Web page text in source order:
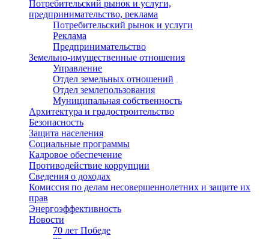
Потребительский рынок и услуги,
предпринимательство, реклама
Потребительский рынок и услуги
Реклама
Предпринимательство
Земельно-имущественные отношения
Управление
Отдел земельных отношений
Отдел землепользования
Муниципальная собственность
Архитектура и градостроительство
Безопасность
Защита населения
Социальные программы
Кадровое обеспечение
Противодействие коррупции
Сведения о доходах
Комиссия по делам несовершеннолетних и защите их
прав
Энергоэффективность
Новости
70 лет Победе